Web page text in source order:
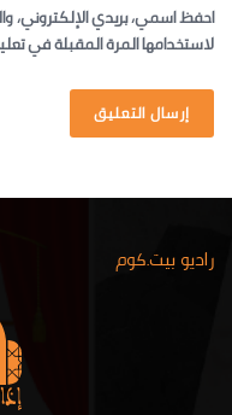
احفظ اسمي، بريدي الإلكتروني،
لاستخدامها المرة المقبلة في
راديو بيت.كوم